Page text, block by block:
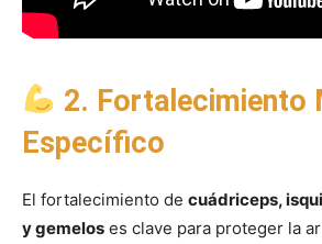
2. Fortalecimiento
Específico
El fortalecimiento de cuádriceps,
y gemelos es clave para proteger la